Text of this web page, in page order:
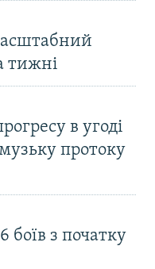
тижні
в угоді
протоку
боїв з початку